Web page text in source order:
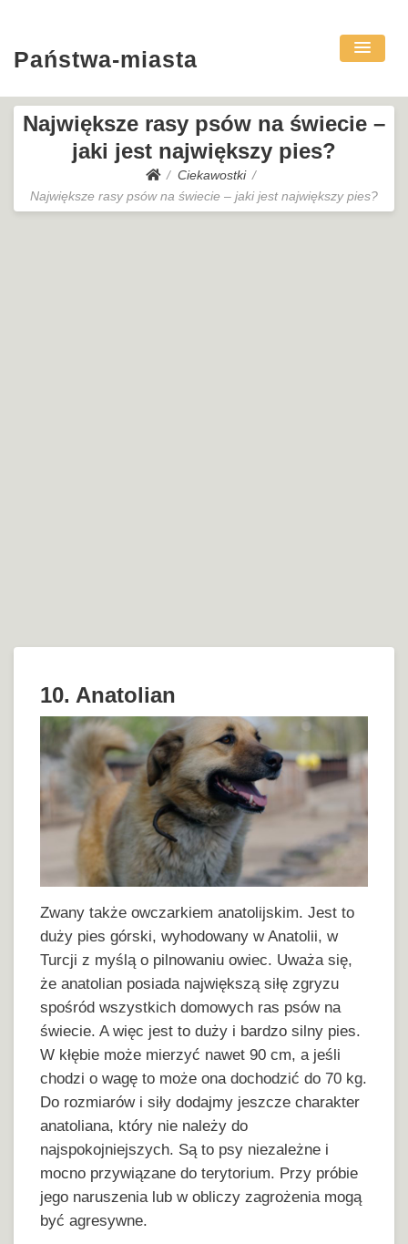
Państwa-miasta
Największe rasy psów na świecie –
jaki jest największy pies?
Ciekawostki
Największe rasy psów na świecie – jaki jest największy pies?
10. Anatolian
Zwany także owczarkiem anatolijskim. Jest to
duży pies górski, wyhodowany w Anatolii, w
Turcji z myślą o pilnowaniu owiec. Uważa się,
że anatolian posiada największą siłę zgryzu
spośród wszystkich domowych ras psów na
świecie. A więc jest to duży i bardzo silny pies.
W kłębie może mierzyć nawet 90 cm, a jeśli
chodzi o wagę to może ona dochodzić do 70 kg.
Do rozmiarów i siły dodajmy jeszcze charakter
anatoliana, który nie należy do
najspokojniejszych. Są to psy niezależne i
mocno przywiązane do terytorium. Przy próbie
jego naruszenia lub w obliczy zagrożenia mogą
być agresywne.